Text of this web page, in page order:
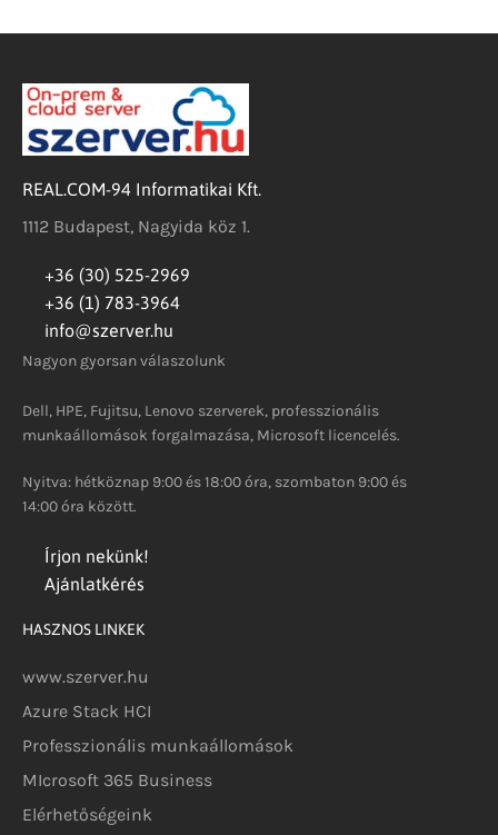
REAL.COM-94 Informatikai Kft.
1112 Budapest, Nagyida köz 1.
+36 (30) 525-2969
+36 (1) 783-3964
info@szerver.hu
Nagyon gyorsan válaszolunk
Dell, HPE, Fujitsu, Lenovo szerverek, professzionális
munkaállomások forgalmazása, Microsoft licencelés.
Nyitva: hétköznap 9:00 és 18:00 óra, szombaton 9:00 és
14:00 óra között.
Írjon nekünk!
Ajánlatkérés
HASZNOS LINKEK
www.szerver.hu
Azure Stack HCI
Professzionális munkaállomások
MIcrosoft 365 Business
Elérhetőségeink